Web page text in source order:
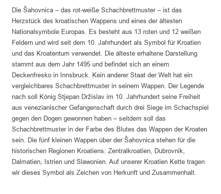
Die Šahovnica – das rot-weiße Schachbrettmuster – ist das
Herzstück des kroatischen Wappens und eines der ältesten
Nationalsymbole Europas. Es besteht aus 13 roten und 12 weißen
Feldern und wird seit dem 10. Jahrhundert als Symbol für Kroatien
und das Kroatentum verwendet. Die älteste erhaltene Darstellung
stammt aus dem Jahr 1495 und befindet sich an einem
Deckenfresko in Innsbruck. Kein anderer Staat der Welt hat ein
vergleichbares Schachbrettmuster in seinem Wappen. Der Legende
nach soll König Stjepan Držislav im 10. Jahrhundert seine Freiheit
aus venezianischer Gefangenschaft durch drei Siege im Schachspiel
gegen den Dogen gewonnen haben – seitdem soll das
Schachbrettmuster in der Farbe des Blutes das Wappen der Kroaten
sein. Die fünf kleinen Wappen über der Šahovnica stehen für die
historischen Regionen Kroatiens: Zentralkroatien, Dubrovnik,
Dalmatien, Istrien und Slawonien. Auf unserer Kroatien Kette tragen
wir dieses Symbol als Zeichen von Herkunft und Zusammenhalt.